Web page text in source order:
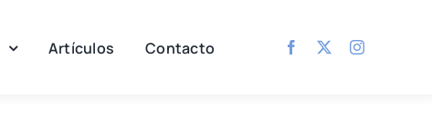
Artículos Contacto